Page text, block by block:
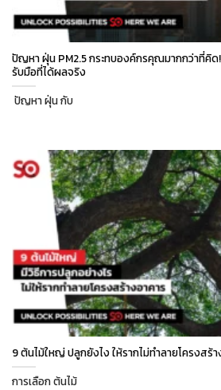
ปัญหา ฝุ่น PM2.5 กระทบองค์กรคุณมากกว่าที่คิด
รับมือที่ได้ผลจริง
ปัญหา ฝุ่น กับ
9 ต้นไม้ใหญ่ ปลูกยังไง ให้รากไม่ทำลายโครงสร้
การเลือก ต้นไม้